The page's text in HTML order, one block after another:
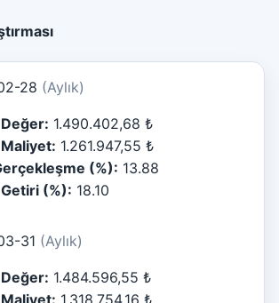
28 (Aylık)
1.490.402,68 ₺
1.261.947,55 ₺
(%): 13.88
(%): 18.10
31 (Aylık)
1.484.596,55 ₺